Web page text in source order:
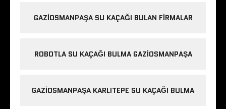
GAZIOSMANPAŞA SU KAÇAĞI BULAN FIRMALAR
ROBOTLA SU KAÇAĞI BULMA GAZIOSMANPAŞA
GAZIOSMANPAŞA KARLITEPE SU KAÇAĞI BULMA